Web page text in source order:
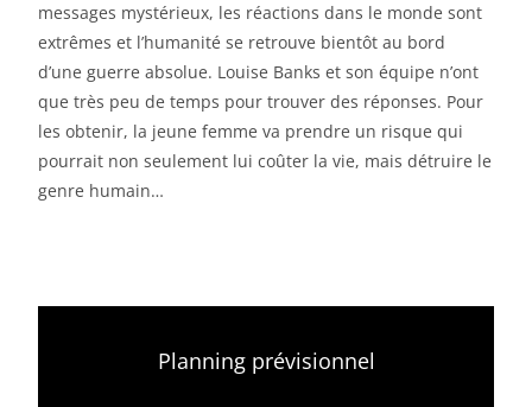
messages mystérieux, les réactions dans le monde sont
extrêmes et l’humanité se retrouve bientôt au bord
d’une guerre absolue. Louise Banks et son équipe n’ont
que très peu de temps pour trouver des réponses. Pour
les obtenir, la jeune femme va prendre un risque qui
pourrait non seulement lui coûter la vie, mais détruire le
genre humain…
Planning prévisionnel